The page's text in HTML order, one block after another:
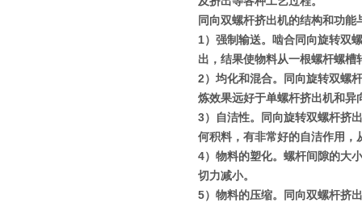
同向双螺杆挤出机的结构和功
1）强制输送。啮合同向旋转双
出，结果使物料从一根螺杆螺
2）均化和混合。同向旋转双螺
炼效果远好于单螺杆挤出机和异
3）自洁性。同向旋转双螺杆挤
何积料，有非常好的自洁作用
4）物料的塑化。螺杆间隙的大
切力减小。
5）物料的压缩。同向双螺杆挤